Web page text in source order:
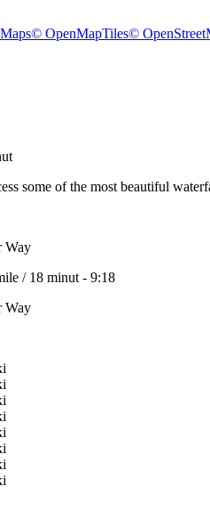
© OpenMapTiles©
some of the most beautiful
Way
/ 18 minut - 9:18
Way